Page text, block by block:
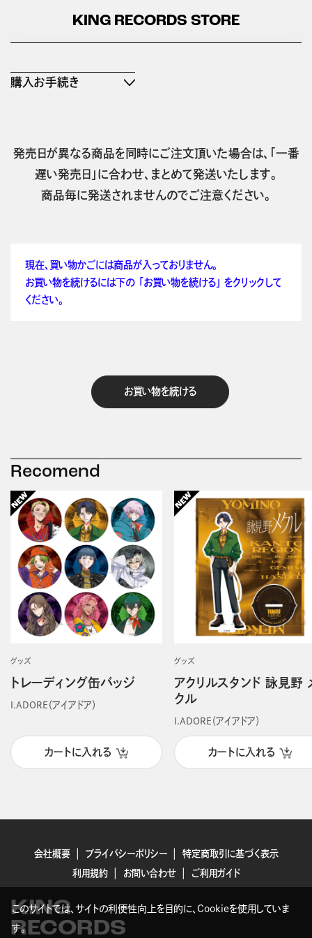
KING RECORDS STORE
購入お手続き
発売日が異なる商品を同時にご注文頂いた場合は、「一番
遅い発売日」に合わせ、まとめて発送いたします。
商品毎に発送されませんのでご注意ください。
現在、買い物かごには商品が入っておりません。
お買い物を続けるには下の 「お買い物を続ける」 をクリックして
ください。
お買い物を続ける
Recomend
グッズ
トレーディング缶バッジ
I.ADORE（アイアドア）
カートに入れる
グッズ
アクリルスタンド 詠見野
クル
I.ADORE（アイアドア）
カートに入れる
会社概要 プライバシーポリシー
特定商取引に基づく表示
利用規約
お問い合わせ ご利用ガイド
KING
RECORDS
このサイトでは、サイトの利便性向上を目的に、Cookieを使用していま
す。